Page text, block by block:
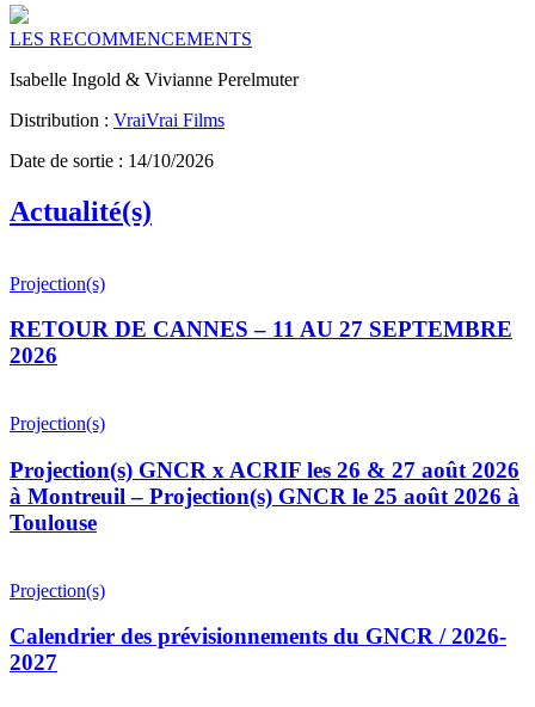
LES RECOMMENCEMENTS
Isabelle Ingold & Vivianne Perelmuter
Distribution : VraiVrai Films
Date de sortie : 14/10/2026
Actualité(s)
Projection(s)
RETOUR DE CANNES – 11 AU 27 SEPTEMBRE
2026
Projection(s)
Projection(s) GNCR x ACRIF les 26 & 27 août 2026
à Montreuil – Projection(s) GNCR le 25 août 2026 à
Toulouse
Projection(s)
Calendrier des prévisionnements du GNCR / 2026-
2027